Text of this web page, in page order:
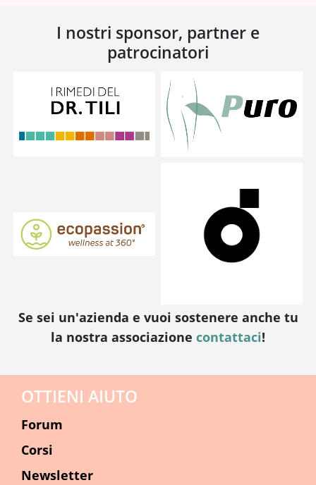
I nostri sponsor, partner e
patrocinatori
Se sei un'azienda e vuoi sostenere anche tu
la nostra associazione contattaci!
OTTIENI AIUTO
Forum
Corsi
Newsletter